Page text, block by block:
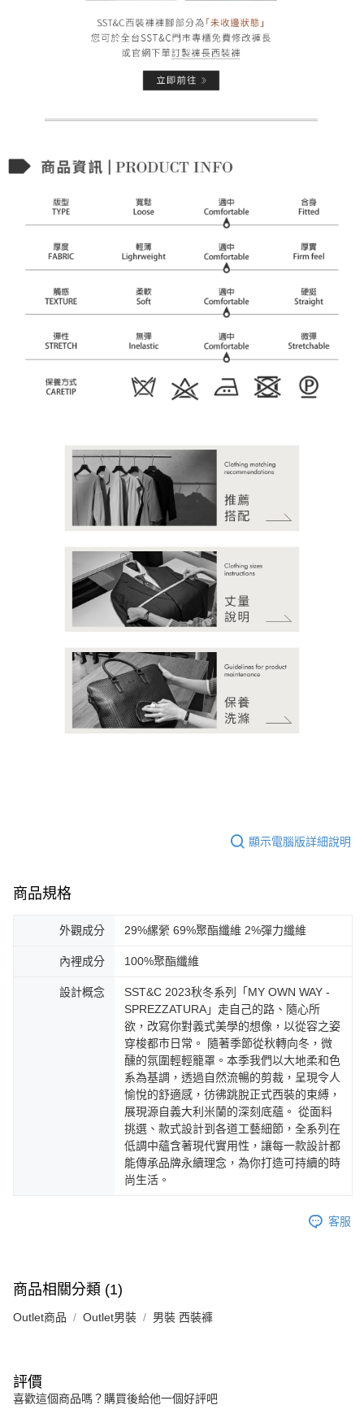
顯示電腦版詳細說明
商品規格
外觀成分 29%縲縈 69%聚酯纖維 2%彈力纖維
內裡成分 100%聚酯纖維
設計概念
SST&C 2023秋冬系列「MY OWN WAY -
SPREZZATURA」走自己的路、隨心所
欲，改寫你對義式美學的想像，以從容之姿
穿梭都市日常。 隨著季節從秋轉向冬，微
醺的氛圍輕輕籠罩。本季我們以大地柔和色
系為基調，透過自然流暢的剪裁，呈現令人
愉悅的舒適感，彷彿跳脫正式西裝的束縛，
展現源自義大利米蘭的深刻底蘊。 從面料
挑選、款式設計到各道工藝細節，全系列在
低調中蘊含著現代實用性，讓每一款設計都
能傳承品牌永續理念，為你打造可持續的時
尚生活。
客服
商品相關分類 (1)
Outlet商品 Outlet男裝 男裝 西裝褲
評價
喜歡這個商品嗎？購買後給他一個好評吧